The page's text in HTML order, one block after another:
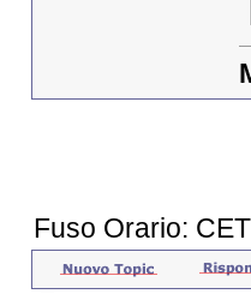
Fuso Orario: CET